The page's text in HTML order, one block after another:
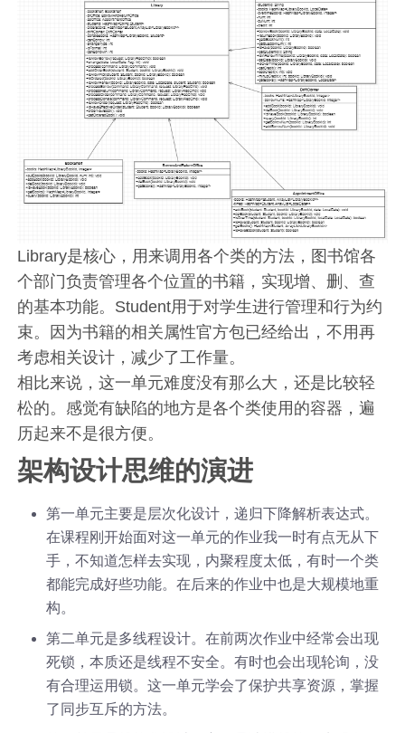
Library是核心，用来调用各个类的方法，图书馆各
个部门负责管理各个位置的书籍，实现增、删、查
的基本功能。Student用于对学生进行管理和行为约
束。因为书籍的相关属性官方包已经给出，不用再
考虑相关设计，减少了工作量。
相比来说，这一单元难度没有那么大，还是比较轻
松的。感觉有缺陷的地方是各个类使用的容器，遍
历起来不是很方便。
架构设计思维的演进
第一单元主要是层次化设计，递归下降解析表达式。
在课程刚开始面对这一单元的作业我一时有点无从下
手，不知道怎样去实现，内聚程度太低，有时一个类
都能完成好些功能。在后来的作业中也是大规模地重
构。
第二单元是多线程设计。在前两次作业中经常会出现
死锁，本质还是线程不安全。有时也会出现轮询，没
有合理运用锁。这一单元学会了保护共享资源，掌握
了同步互斥的方法。